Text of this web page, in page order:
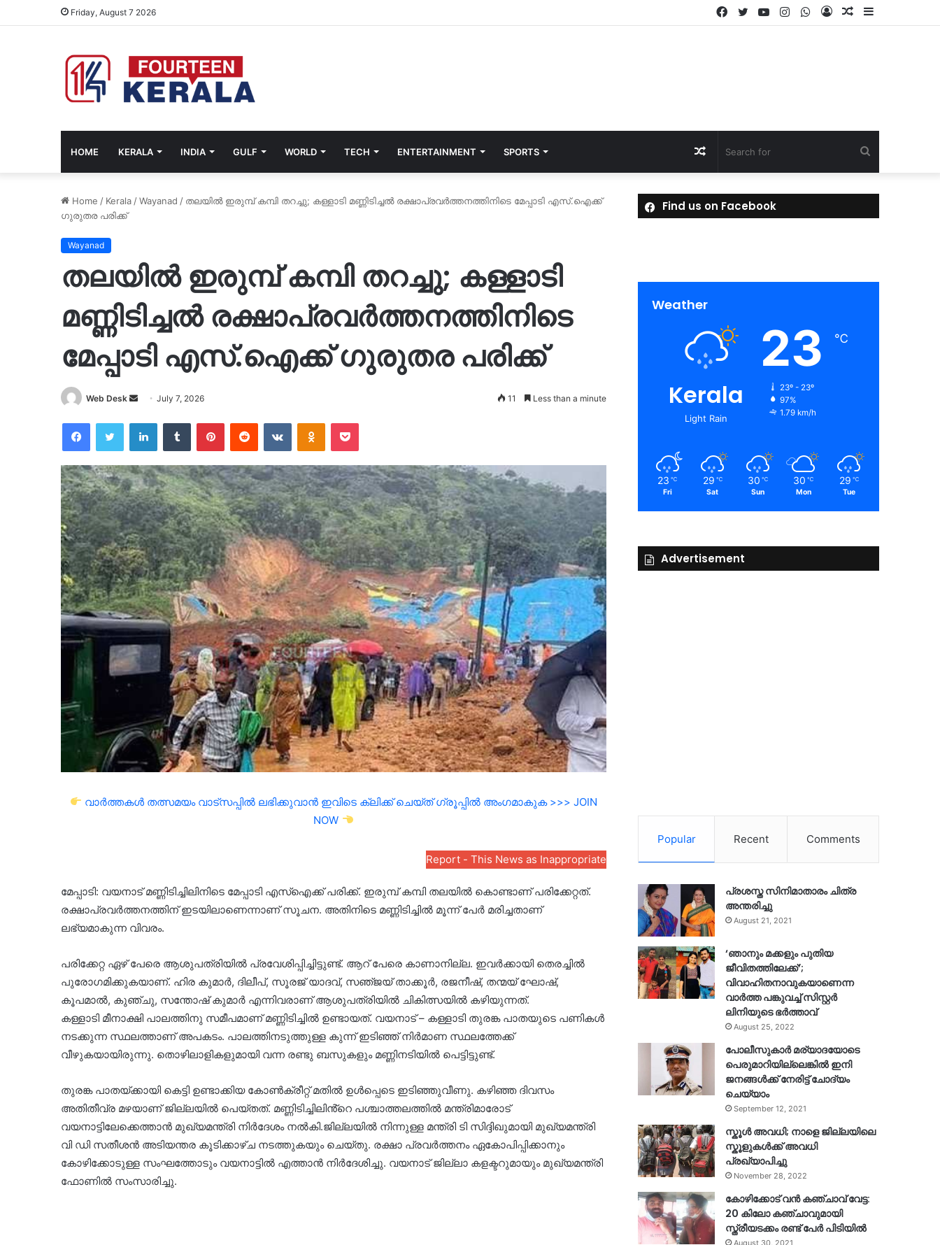
Friday, August 7 2026 Sidebar
Random
Log
WhatsApp
Instagram
YouTube
Twitter
Facebook
HOME KERALA INDIA GULF WORLD TECH ENTERTAINMENT SPORTS
for
Random
Article
Home / Kerala /Wayanad / തലയിൽ ഇരുമ്പ് കമ്പി തറച്ചു; കള്ളാടി മണ്ണിടിച്ചൽ രക്ഷാപ്രവർത്തനത്തിനിടെ മേപ്പാടി എസ്.ഐക്ക്
ഗുരുതര പരിക്ക്
Wayanad
തലയിൽ ഇരുമ്പ് കമ്പി തറച്ചു; കള്ളാടി
മണ്ണിടിച്ചൽ രക്ഷാപ്രവർത്തനത്തിനിടെ
മേപ്പാടി എസ്.ഐക്ക് ഗുരുതര പരിക്ക്
Web Desk
Send
email
July 7, 2026 11 Less than a minute
FacebookTwitter LinkedInTumblr PinterestReddit VKontakteOdnoklassniki
Pocket
വാർത്തകൾ തത്സമയം വാട്സപ്പിൽ ലഭിക്കുവാൻ ഇവിടെ ക്ലിക്ക് ചെയ്ത് ഗ്രൂപ്പിൽ അംഗമാകുക >>> JOIN
NOW
Report - This News as Inappropriate
മേപ്പാടി: വയനാട് മണ്ണിടിച്ചിലിനിടെ മേപ്പാടി എസ്ഐക്ക് പരിക്ക്. ഇരുമ്പ് കമ്പി തലയിൽ കൊണ്ടാണ് പരിക്കേറ്റത്.
രക്ഷാപ്രവർത്തനത്തിന് ഇടയിലാണെന്നാണ് സൂചന. അതിനിടെ മണ്ണിടിച്ചിൽ മൂന്ന് പേർ മരിച്ചതാണ്
ലഭ്യമാകുന്ന വിവരം.
പരിക്കേറ്റ ഏഴ് പേരെ ആശുപത്രിയിൽ പ്രവേശിപ്പിച്ചിട്ടുണ്ട്. ആറ് പേരെ കാണാനില്ല. ഇവർക്കായി തെരച്ചിൽ
പുരോ​ഗമിക്കുകയാണ്. ഹിര കുമാർ, ദിലീപ്, സൂരജ് യാദവ്, സഞ്‌ജയ് താക്കൂർ, രജനീഷ്, തന്മയ് ഘോഷ്,
കൂപമാൽ, കുഞ്ചു, സന്തോഷ് കുമാർ എന്നിവരാണ് ആശുപത്രിയിൽ ചികിത്സയിൽ കഴിയുന്നത്.
കള്ളാടി മീനാക്ഷി പാലത്തിനു സമീപമാണ് മണ്ണിടിച്ചിൽ ഉണ്ടായത്. വയനാട് – കള്ളാടി തുരങ്ക പാതയുടെ പണികൾ
നടക്കുന്ന സ്ഥലത്താണ് അപകടം. പാലത്തിനടുത്തുള്ള കുന്ന് ഇടിഞ്ഞ് നിർമാണ സ്ഥലത്തേക്ക്
വീഴുകയായിരുന്നു. തൊഴിലാളികളുമായി വന്ന രണ്ടു ബസുകളും മണ്ണിനടിയിൽ പെട്ടിട്ടുണ്ട്.
തുരങ്ക പാതയ്ക്കായി കെട്ടി ഉണ്ടാക്കിയ കോൺക്രീറ്റ് മതിൽ ഉൾപ്പെടെ ഇടിഞ്ഞുവീണു. കഴിഞ്ഞ ദിവസം
അതിതീവ്ര മഴയാണ് ജില്ലയിൽ പെയ്തത്. മണ്ണിടിച്ചിലിൻ്റെ പശ്ചാത്തലത്തിൽ മന്ത്രിമാരോട്
വയനാട്ടിലേക്കെത്താൻ മുഖ്യമന്ത്രി നിർദേശം നൽകി.ജില്ലയിൽ നിന്നുള്ള മന്ത്രി ടി സിദ്ദിഖുമായി മുഖ്യമന്ത്രി
വി ഡി സതീശൻ അടിയന്തര കൂടിക്കാഴ്ച നടത്തുകയും ചെയ്തു. രക്ഷാ പ്രവർത്തനം ഏകോപിപ്പിക്കാനും
കോഴിക്കോടുള്ള സംഘത്തോടും വയനാട്ടിൽ എത്താൻ നിർദേശിച്ചു. വയനാട് ജില്ലാ കളക്ടറുമായും മുഖ്യമന്ത്രി
ഫോണിൽ സംസാരിച്ചു.
Find us on Facebook
Weather
Kerala
Light Rain
23 ℃
23º - 23º
97%
1.79 km/h
23 ℃
Fri
29 ℃
Sat
30 ℃
Sun
30 ℃
Mon
29 ℃
Tue
Advertisement
Popular Recent Comments
പ്രശസ്ത സിനിമാതാരം ചിത്ര
അന്തരിച്ചു
August 21, 2021
‘ഞാനും മക്കളും പുതിയ
ജീവിതത്തിലേക്ക്’;
വിവാഹിതനാവുകയാണെന്ന
വാർത്ത പങ്കുവച്ച് സിസ്റ്റർ
ലിനിയുടെ ഭർത്താവ്
August 25, 2022
പോലീസുകാര്‍ മര്യാദയോടെ
പെരുമാറിയില്ലെങ്കില്‍ ഇനി
ജനങ്ങള്‍ക്ക് നേരിട്ട് ചോദ്യം
ചെയ്യാം
September 12, 2021
സ്കൂൾ അവധി; നാളെ ജില്ലയിലെ
സ്കൂളുകൾക്ക് അവധി
പ്രഖ്യാപിച്ചു
November 28, 2022
കോഴിക്കോട് വൻ കഞ്ചാവ് വേട്ട:
20 കിലോ കഞ്ചാവുമായി
സ്ത്രീയടക്കം രണ്ട് പേർ പിടിയിൽ
August 30, 2021